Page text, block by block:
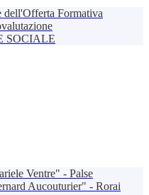
dell'Offerta Formativa
SOCIALE
Ventre" - Palse
Aucouturier" - Rorai